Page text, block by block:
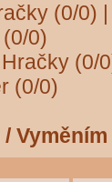
(0/0)
0)
Hračky (0/
(0/0)
/ Vyměním